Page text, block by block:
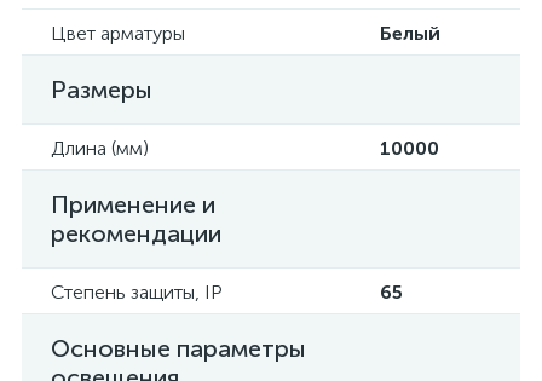
Цвет арматуры
Белый
Размеры
Длина (мм) 10000
Применение и
рекомендации
Степень защиты, IP 65
Основные параметры